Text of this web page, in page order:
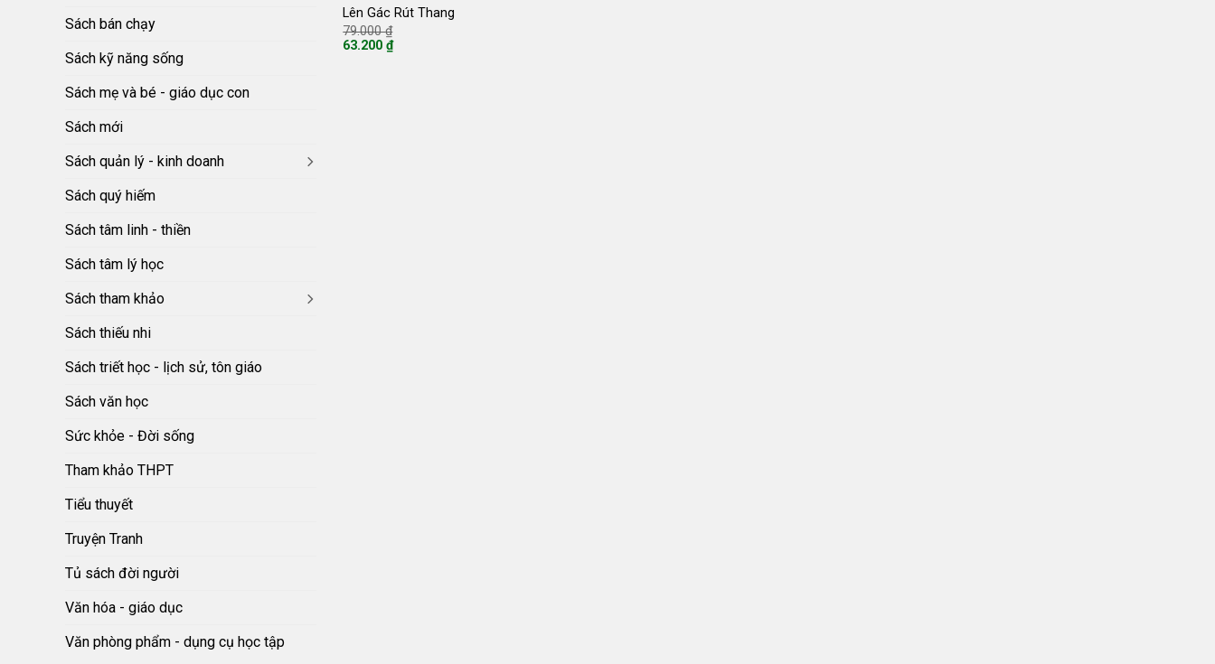
Sách bán chạy
Sách kỹ năng sống
Sách mẹ và bé - giáo dục con
Sách mới
Sách quản lý - kinh doanh
Sách quý hiếm
Sách tâm linh - thiền
Sách tâm lý học
Sách tham khảo
Sách thiếu nhi
Sách triết học - lịch sử, tôn giáo
Sách văn học
Sức khỏe - Đời sống
Tham khảo THPT
Tiểu thuyết
Truyện Tranh
Tủ sách đời người
Văn hóa - giáo dục
Văn phòng phẩm - dụng cụ học tập
Lên Gác Rút Thang
79.000₫
63.200₫